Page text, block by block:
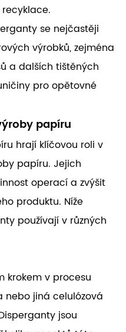
se nejčastěji
výrobků, zejména
a dalších tištěných
pro opětovné
papíru
hrají klíčovou roli v
papíru. Jejich
operací a zvýšit
produktu. Níže
používají v různých
krokem v procesu
nebo jiná celulózová
jsou